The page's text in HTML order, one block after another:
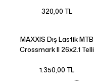
320,00 TL
MAXXIS Dış Lastik MTB
Crossmark II 26x2.1 Telli
1.350,00 TL